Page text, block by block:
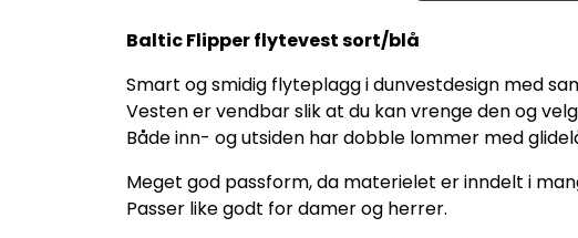
Baltic Flipper flytevest sort/blå
Smart og smidig flyteplagg i dunvestdesign med
Vesten er vendbar slik at du kan vrenge den og
Både inn- og utsiden har dobble lommer med
Meget god passform, da materielet er inndelt i
Passer like godt for damer og herrer.